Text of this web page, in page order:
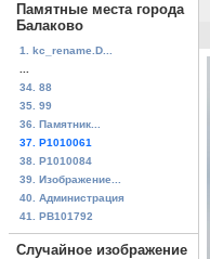
Памятные места города
Балаково
1. kc_rename.D...
34. 88
35. 99
36. Памятник...
37. P1010061
38. P1010084
39. Изображение...
40. Администрация
41. PB101792
Случайное изображение